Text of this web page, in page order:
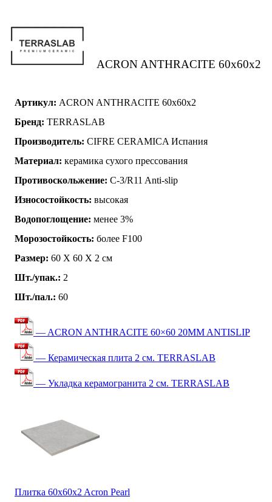
ACRON ANTHRACITE 60x60x2
Артикул: ACRON ANTHRACITE 60x60x2
Бренд: TERRASLAB
Производитель: CIFRE CERAMICA Испания
Материал: керамика сухого прессования
Противоскольжение: C-3/R11 Anti-slip
Износостойкость: высокая
Водопоглощение: менее 3%
Морозостойкость: более F100
Размер: 60 Х 60 Х 2 см
Шт./упак.: 2
Шт./пал.: 60
— ACRON ANTHRACITE 60×60 20MM ANTISLIP
— Керамическая плита 2 см. TERRASLAB
— Укладка керамогранита 2 см. TERRASLAB
Плитка 60x60x2 Acron Pearl